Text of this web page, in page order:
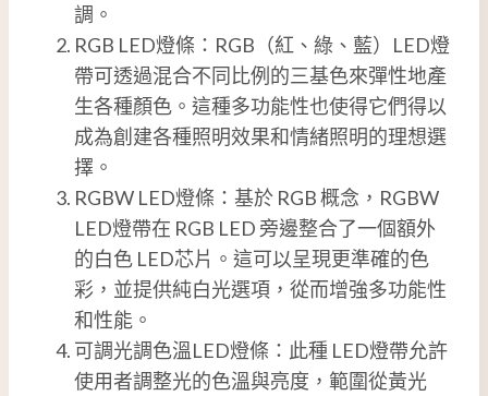
調。
RGB LED燈條：RGB（紅、綠、藍）LED燈
帶可透過混合不同比例的三基色來彈性地產
生各種顏色。這種多功能性也使得它們得以
成為創建各種照明效果和情緒照明的理想選
擇。
RGBW LED燈條：基於 RGB 概念，RGBW
LED燈帶在 RGB LED 旁邊整合了一個額外
的白色 LED芯片。這可以呈現更準確的色
彩，並提供純白光選項，從而增強多功能性
和性能。
可調光調色溫LED燈條：此種 LED燈帶允許
使用者調整光的色溫與亮度，範圍從黃光